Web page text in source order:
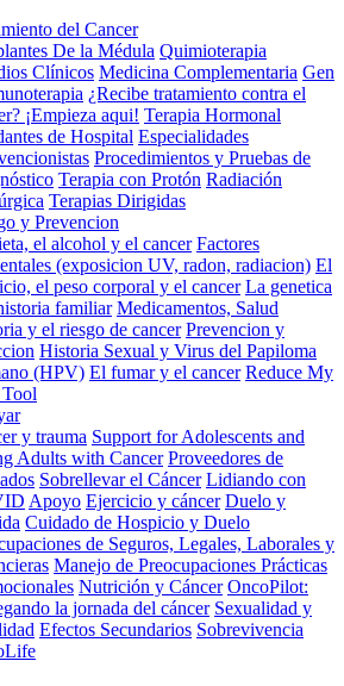
del Cancer
De la Médula Quimioterapia
Clínicos Medicina Complementaria Gen
¿Recibe tratamiento contra el
¡Empieza aqui! Terapia Hormonal
de Hospital Especialidades
Procedimientos y Pruebas de
Terapia con Protón Radiación
Terapias Dirigidas
y Prevencion
el alcohol y el cancer Factores
(exposicion UV, radon, radiacion) El
el peso corporal y el cancer La genetica
familiar Medicamentos, Salud
y el riesgo de cancer Prevencion y
Historia Sexual y Virus del Papiloma
(HPV) El fumar y el cancer Reduce My
y trauma Support for Adolescents and
Adults with Cancer Proveedores de
Sobrellevar el Cáncer Lidiando con
Apoyo Ejercicio y cáncer Duelo y
Cuidado de Hospicio y Duelo
de Seguros, Legales, Laborales y
Manejo de Preocupaciones Prácticas
Nutrición y Cáncer OncoPilot:
la jornada del cáncer Sexualidad y
Efectos Secundarios Sobrevivencia